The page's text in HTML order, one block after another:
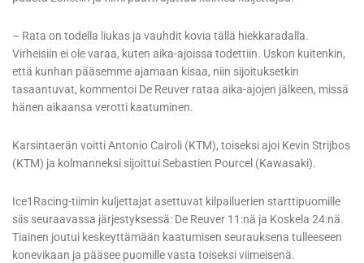
– Rata on todella liukas ja vauhdit kovia tällä hiekkaradalla.
Virheisiin ei ole varaa, kuten aika-ajoissa todettiin. Uskon kuitenkin,
että kunhan pääsemme ajamaan kisaa, niin sijoituksetkin
tasaantuvat, kommentoi De Reuver rataa aika-ajojen jälkeen, missä
hänen aikaansa verotti kaatuminen.
Karsintaerän voitti Antonio Cairoli (KTM), toiseksi ajoi Kevin Strijbos
(KTM) ja kolmanneksi sijoittui Sebastien Pourcel (Kawasaki).
Ice1Racing-tiimin kuljettajat asettuvat kilpailuerien starttipuomille
siis seuraavassa järjestyksessä: De Reuver 11:nä ja Koskela 24:nä.
Tiainen joutui keskeyttämään kaatumisen seurauksena tulleeseen
konevikaan ja pääsee puomille vasta toiseksi viimeisenä.